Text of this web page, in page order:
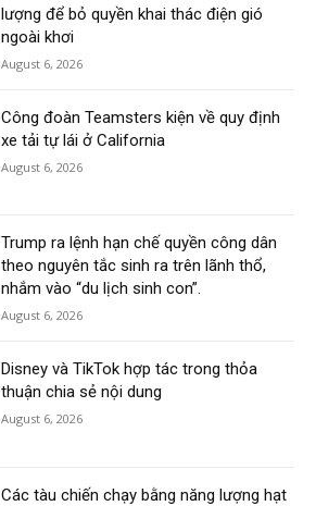
lượng để bỏ quyền khai thác điện gió
ngoài khơi
August 6, 2026
Công đoàn Teamsters kiện về quy định
xe tải tự lái ở California
August 6, 2026
Trump ra lệnh hạn chế quyền công dân
theo nguyên tắc sinh ra trên lãnh thổ,
nhắm vào “du lịch sinh con”.
August 6, 2026
Disney và TikTok hợp tác trong thỏa
thuận chia sẻ nội dung
August 6, 2026
Các tàu chiến chạy bằng năng lượng hạt